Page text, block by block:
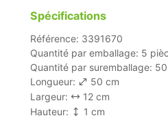
Spécifications
Référence: 3391670
Quantité par emballage: 5
Quantité par suremballage:
Longueur:
50 cm
Largeur:
12 cm
Hauteur:
1 cm